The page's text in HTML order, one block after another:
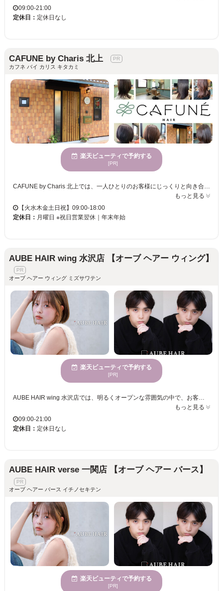
09:00-21:00
定休日： 定休日なし
CAFUNE by Charis 北上
カフネ バイ カリス キタカミ
楽天ビューティで予約する
[PR]
CAFUNE by Charis 北上では、一人ひとりのお客様にじっくりと向き合い、マンツーマンの丁寧なカウンセリングと施術を行います。心身が休まる場所で、日常から離れた穏やかなひと時をお過ごしいただけます。幅広い年齢層のお客様にご来店いただいており、女性にご満足いただける施術を心掛けています。プライベートサロンならではの居心地の良さが魅力のCAFUNE by Charis 北上で、お客様の理想のスタイルを叶えます。便利な立地で駐車場も完備し、様々な決済方法にも対応していますので、気軽に訪れてみてください。
もっと見る
【火水木金土日祝】09:00-18:00
定休日： 月曜日 ※祝日営業翌休｜年末年始
AUBE HAIR wing 水沢店 【オーブ ヘアー ウィング】
オーブ ヘアー ウィング ミズサワテン
楽天ビューティで予約する
[PR]
AUBE HAIR wing 水沢店では、明るくオープンな雰囲気の中で、お客様にぴったりのスタイルをご提供します。マンツーマンの丁寧なカウンセリングと施術で、髪質や骨格を見極め、ライフスタイルに合った“自分に似合う”スタイルを提案します。女性に支持される理由は、トレンドを踏まえながら“私らしい可愛さ”を重視したデザインが豊富な点。男女問わずご利用いただける嬉しい価格設定で、理想的なヘアスタイルを気軽に維持することが可能です。AUBE HAIRならではの体験を通じて、毎日がもっと楽しくなるヘアスタイルを手に入れましょう！
もっと見る
09:00-21:00
定休日： 定休日なし
AUBE HAIR verse 一関店 【オーブ ヘアー バース】
オーブ ヘアー バース イチノセキテン
楽天ビューティで予約する
[PR]